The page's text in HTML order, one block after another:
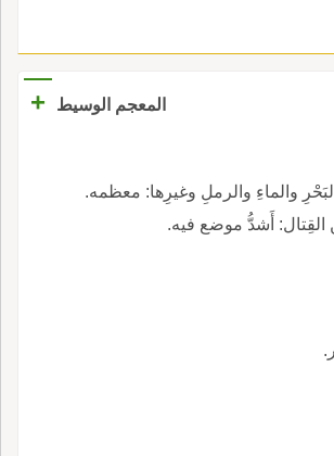
المعجم الوسيط +
والماءِ والرملِ وغيرِها: معظمه.
القِتال: أَشدُّ موضع فيه.